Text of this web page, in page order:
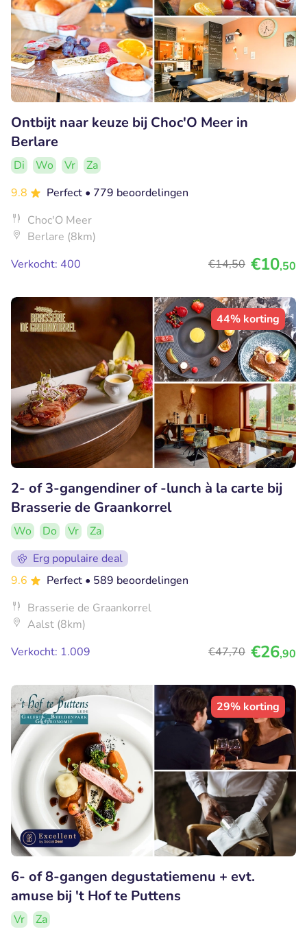
Ontbijt naar keuze bij Choc'O Meer in
Berlare
Di Wo Vr
Za
9.8
Perfect • 779 beoordelingen
Choc'O Meer
Berlare (8km)
Verkocht: 400
€14,50 €10,50
44% korting
2- of 3-gangendiner of -lunch à la carte bij
Brasserie de Graankorrel
Wo Do Vr
Za
Erg populaire deal
9.6
Perfect • 589 beoordelingen
Brasserie de Graankorrel
Aalst (8km)
Verkocht: 1.009
€47,70 €26,90
29% korting
6- of 8-gangen degustatiemenu + evt.
amuse bij 't Hof te Puttens
Vr Za